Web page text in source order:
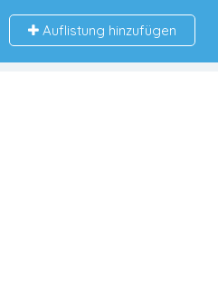
Auflistung hinzufügen